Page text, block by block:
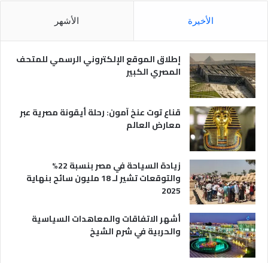
ل
ر
ي
ة
و
الأخيرة الأشهر
إطلاق الموقع الإلكتروني الرسمي للمتحف
المصري الكبير
قناع توت عنخ آمون: رحلة أيقونة مصرية عبر
معارض العالم
زيادة السياحة في مصر بنسبة 22%
والتوقعات تشير لـ 18 مليون سائح بنهاية
2025
أشهر الاتفاقات والمعاهدات السياسية
والحربية في شرم الشيخ